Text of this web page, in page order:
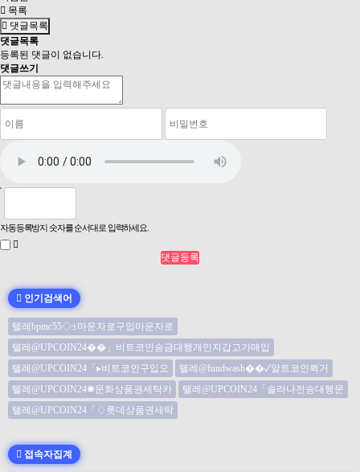
목록
댓글목록
댓글목록
등록된 댓글이 없습니다.
댓글쓰기
자동등록방지 숫자를 순서대로 입력하세요.
인기검색어
텔레bpmc55◇±마운자로구입마운자로
텔레@UPCOIN24��」비트코인송금대행개인지갑고가매입
텔레@UPCOIN24「▸비트코인구입오
텔레@fundwash��✓알트코인퀵거
텔레@UPCOIN24✺문화상품권세탁카
텔레@UPCOIN24「솔라나전송대행문
텔레@UPCOIN24「♢롯데상품권세탁
접속자집계